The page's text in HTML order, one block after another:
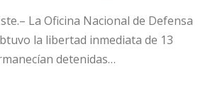
La Oficina Nacional de Defensa
la libertad inmediata de 13
detenidas…